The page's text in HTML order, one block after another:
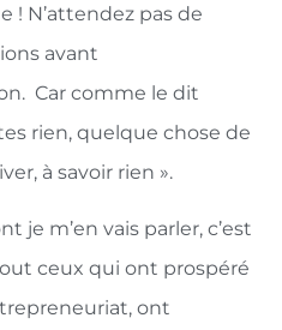
! N’attendez pas de
avant
Car comme le dit
rien, quelque chose de
à savoir rien ».
je m’en vais parler, c’est
ceux qui ont prospéré
ont